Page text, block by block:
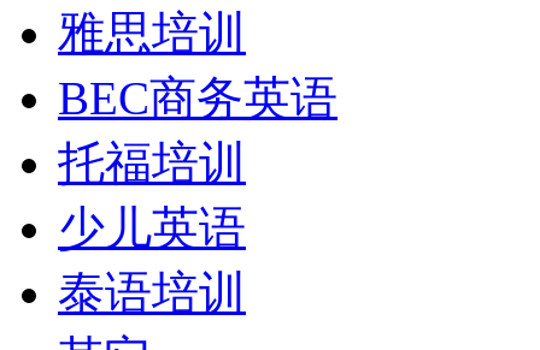
雅思培训
BEC商务英语
托福培训
少儿英语
泰语培训